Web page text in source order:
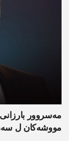
مەسروور
مووشەکان ل سەر